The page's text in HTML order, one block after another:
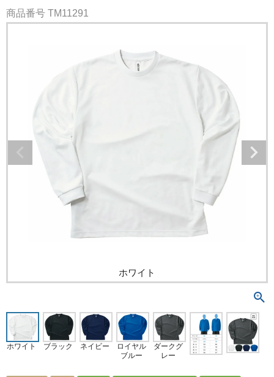
商品番号 TM11291
ホワイト
ホワイト ブラック ネイビー
ロイヤル
ブルー
ダークグ
レー